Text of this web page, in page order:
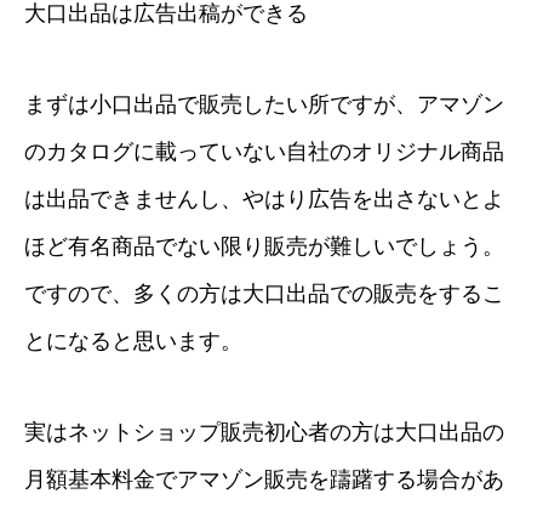
大口出品は広告出稿ができる
まずは小口出品で販売したい所ですが、アマゾン
のカタログに載っていない自社のオリジナル商品
は出品できませんし、やはり広告を出さないとよ
ほど有名商品でない限り販売が難しいでしょう。
ですので、多くの方は大口出品での販売をするこ
とになると思います。
実はネットショップ販売初心者の方は大口出品の
月額基本料金でアマゾン販売を躊躇する場合があ